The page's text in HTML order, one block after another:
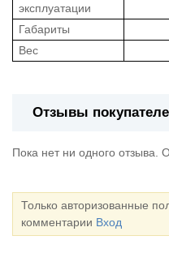
эксплуатации
Габариты
Вес
Отзывы
Пока нет ни одного отзыва.
Только авторизованные
комментарии Вход